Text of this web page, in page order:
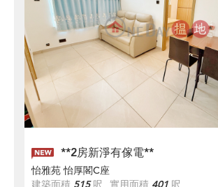
**2房新淨有傢電**
怡雅苑 怡厚閣C座